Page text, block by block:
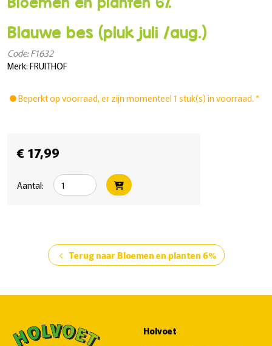
Blauwe bes (pluk juli /aug.)
Code: F1632
Merk: FRUITHOF
Beperkt op voorraad, er zijn momenteel 1 stuk(s) in voorraad. *
€ 17,99
Aantal:
chevron_left Terug naar Bloemen en planten 6%
Holvoet